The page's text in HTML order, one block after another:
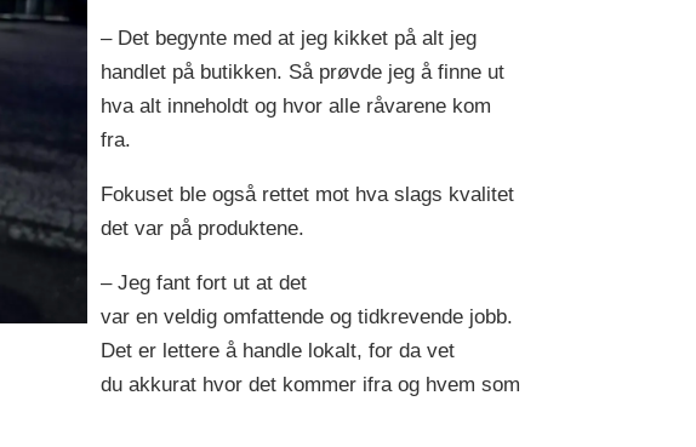
– Det begynte med at jeg kikket på alt jeg
handlet på butikken. Så prøvde jeg å finne ut
hva alt inneholdt og hvor alle råvarene kom
fra.
Fokuset ble også rettet mot hva slags kvalitet
det var på produktene.
– Jeg fant fort ut at det
var en veldig omfattende og tidkrevende jobb.
Det er lettere å handle lokalt, for da vet
du akkurat hvor det kommer ifra og hvem som